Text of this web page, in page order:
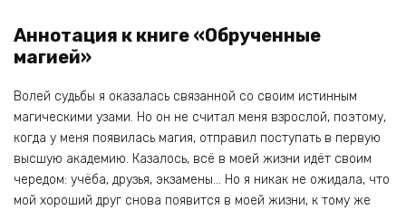
Аннотация к книге «Обрученные
магией»
Волей судьбы я оказалась связанной со своим истинным
магическими узами. Но он не считал меня взрослой, поэтому,
когда у меня появилась магия, отправил поступать в первую
высшую академию. Казалось, всё в моей жизни идёт своим
чередом: учёба, друзья, экзамены… Но я никак не ожидала, что
мой хороший друг снова появится в моей жизни, к тому же